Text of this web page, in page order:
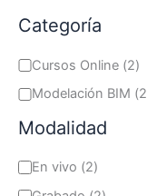
Categoría
Cursos Online (2)
Modelación BIM (2
Modalidad
En vivo (2)